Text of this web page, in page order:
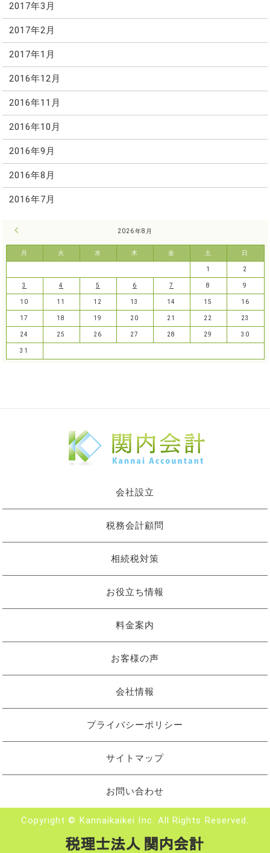
2017年3月
2017年2月
2017年1月
2016年12月
2016年11月
2016年10月
2016年9月
2016年8月
2016年7月
2026年8月
月 火 水 木 金 土 日
1 2
3 4 5 6 7 8 9
10 11 12 13 14 15 16
17 18 19 20 21 22 23
24 25 26 27 28 29 30
31
会社設立
税務会計顧問
相続税対策
お役立ち情報
料金案内
お客様の声
会社情報
プライバシーポリシー
サイトマップ
お問い合わせ
Copyright © Kannaikaikei Inc. All Rights Reserved.